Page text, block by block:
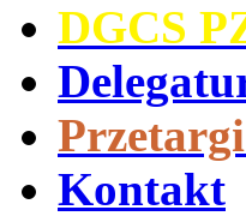
DGCS
Kontakt